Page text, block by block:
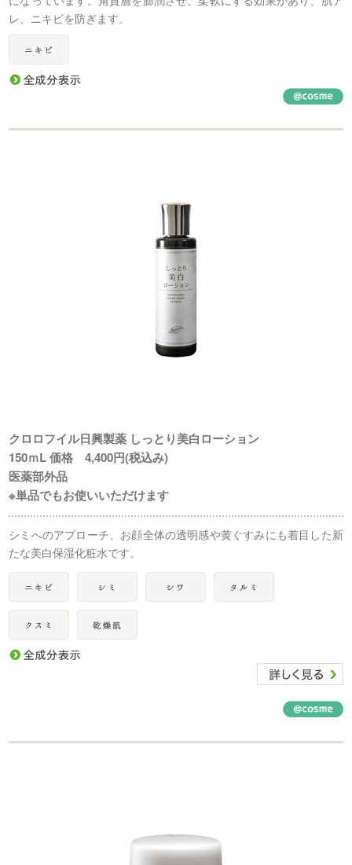
レ、ニキビを防ぎます。
クロロフイル日興製薬 しっとり美白ローション
150ｍL 価格 4,400円(税込み)
医薬部外品
※単品でもお使いいただけます
シミへのアプローチ、お顔全体の透明感や黄ぐすみにも着目した新
たな美白保湿化粧水です。